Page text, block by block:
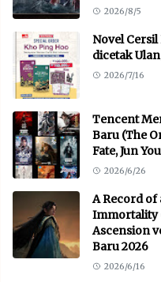
2026/8/5
Novel
dicetak
2026/7/16
Tencent
Baru (The
Fate, Jun
2026/6/26
A Record of
Immortality
Ascension
Baru 2026
2026/6/16